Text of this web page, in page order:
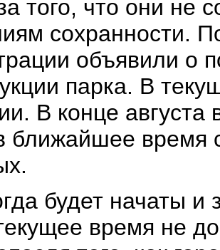
того, что они не
сохранности.
объявили о
парка. В
В конце
ближайшее время
будет начаты
время не